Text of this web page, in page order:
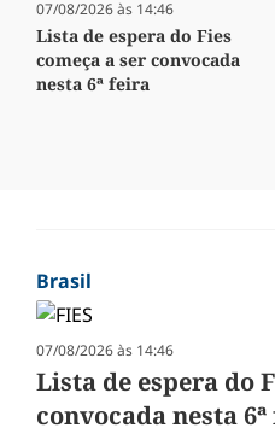
07/08/2026 às 14:46
Lista de espera do Fies
começa a ser convocada
nesta 6ª feira
Brasil
07/08/2026 às 14:46
Lista de espera do
convocada nesta